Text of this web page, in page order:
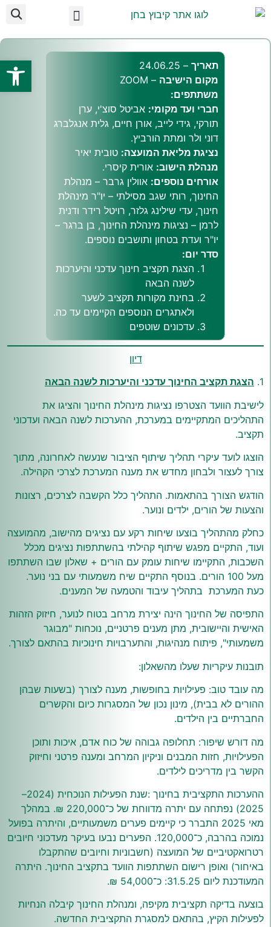
לתוכן
תאריך– 24.06.25
מקום הישיבה – ZOOM
משתתפים:
חברי ועד מקומי: אביטל סוצ'י, ערן
תורקי, גידי לייב, אורן חיים, גלית אנגלברג
דוני ולר ומתת הורביץ.
נציגת מליאת המועצה: טובית יאיר
מנהלת הישוב: אורית קיסרי.
אורחים נוספים: אוולין גרבר – מנהלת
החינוך, רותי שגב מסילתי – יו"ר מינהלת
חינוך, עדי שילינג גלזר, רויטל רידר ודנית
לרמן – נציגות מינהלת החינוך, בן ברגר –
יו"ר ועדת בטחון ותושבים נוספים.
סדר יום:
הצגת תקציב חינוך עדכני והיערכות
לשנה הבאה
בחינת מקורות תקציב לשער
ולאתגרים הנוספים הקיימים עד כה.
עדכונים שוטפים
דיון
1. הצגת תקציב החינוך עדכני והיערכות לשנה הבאה
לישיבת הוועד הצטרפו נציגות מינהלת החינוך והציגו את
התהליכים המתקיימים במערכת, ההערכות לשנה הבאה ועדכוני
תקציב.
הוצגו לועד עיקרי תהליך שיתוף הציבור שנעשה לאחרונה, מתוך
צורך לעצור ולבחון מחדש את מענה המערכת לצרכי הקהילה.
הודגש הצורך בהתאמות. התהליך כלל הקשבה לצרכים, רצונות
והצעות של הורים, ילדים ונוער.
כחלק מהתהליך בוצעו שיחות רקע עם נציגים מהישוב, מהמועצה
ועוד, התקיים מפגש שיתוף קהילתי בהשתתפות נציגים מכלל
השכבות, התקיימו שיחות עומק עם הורים + שאלון שבו השתתפו
מעל 100 הורים. בנוסף התקיים שיח משמעותי עם בני נוער.
כעת המערכת בתהליך עיבוד והטמעה של המענים.
התפיסה של החינוך הינה יצירת מרחב בטוח לנוער, חיזוק הזהות
האישית והיישובית, מתן מענים פרטניים, נוכחות "מבוגר
משמעותי", פיתוח מנהיגות, והתערבויות חינוכיות בהתאם לצורך.
תובנות עיקריות שעלו מהשאלון:
מה עובד טוב: פעילויות בחופשות, מענה לצורך (בשעות שבהן
ההורים לא בבית), מינון נכון של המסגרות כיום והקשרים
החברתיים בין הילדים.
מה דורש שיפור: תחלופה גבוהה של כוח אדם, איכות ותוכן
הפעילויות, חזות המבנים וניקיון המרחב ומענה פרטני וחיזוק
הקשר בין מדריכים לילדים.
ההערכות התקציבית בחינוך :שנת הפעילות הנוכחית (2024–
2025) נפתחה עם יתרה מדווחת של כ־220,000 ₪. במהלך
מאי 2025 התברר כי קיימים פערים משמעותיים, והיתרה בפועל
נמוכה בהרבה, כ־120,000. הפערים נבעו בעיקר מעדכוני חיובים
רטרואקטיביים של המועצה (חשבוניות וחיובים שהתקבלו
באיחור) ואופן רישום השתתפות הוועד בתקציב החינוך. היתרה
המעודכנת ליום 31.5.25: כ־54,000 ₪.
בוצעה בדיקה תקציבית מקיפה, ומנהלת החינוך קיבלה הנחיות
לפעילות הקיץ, בהתאם למסגרת התקציבית החדשה.